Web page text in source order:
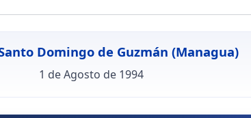
Domingo de Guzmán (Managua)
1 de Agosto de 1994